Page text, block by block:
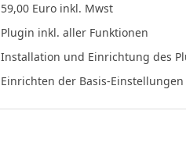
59,00 Euro inkl. Mwst
Plugin inkl. aller Funktionen
Installation und Einrichtung des
Einrichten der Basis-